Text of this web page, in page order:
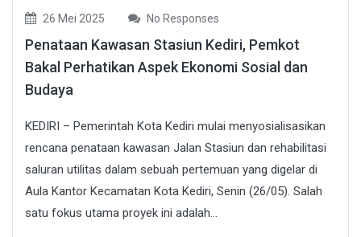
26 Mei 2025 No Responses
Penataan Kawasan Stasiun Kediri, Pemkot
Bakal Perhatikan Aspek Ekonomi Sosial dan
Budaya
KEDIRI – Pemerintah Kota Kediri mulai menyosialisasikan
rencana penataan kawasan Jalan Stasiun dan rehabilitasi
saluran utilitas dalam sebuah pertemuan yang digelar di
Aula Kantor Kecamatan Kota Kediri, Senin (26/05). Salah
satu fokus utama proyek ini adalah...